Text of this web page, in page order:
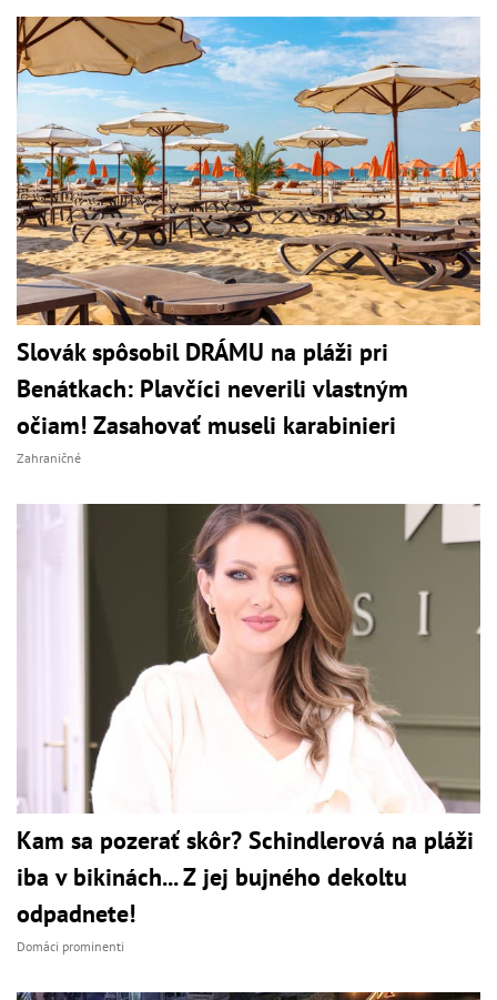
Slovák spôsobil DRÁMU na pláži pri
Benátkach: Plavčíci neverili vlastným
očiam! Zasahovať museli karabinieri
Zahraničné
Kam sa pozerať skôr? Schindlerová na pláži
iba v bikinách... Z jej bujného dekoltu
odpadnete!
Domáci prominenti